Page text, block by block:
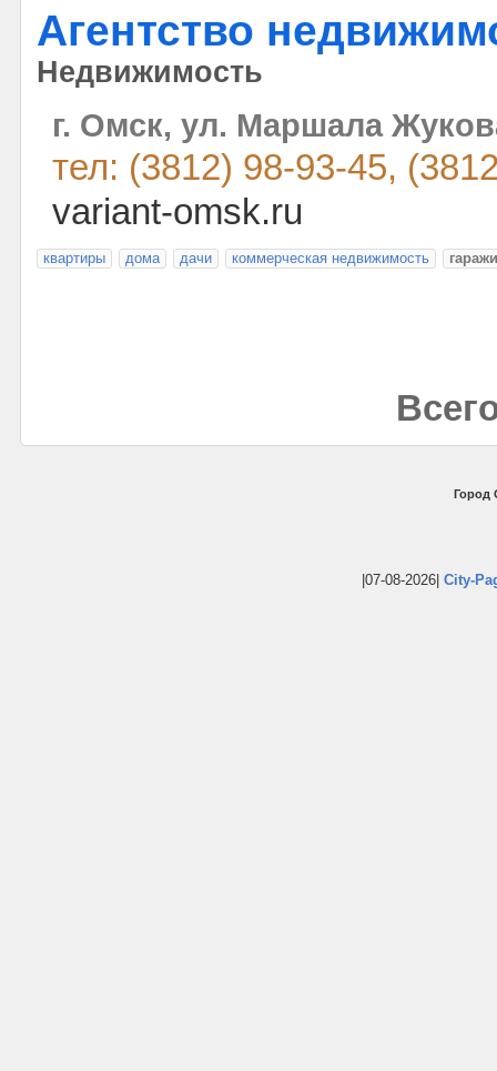
Агентство
Недвижимость
г. Омск, ул. Маршала
тел: (3812) 98-93-45,
variant-omsk.ru
квартиры дома дачи коммерческая недвижимость гаражи
Город
|07-08-2026| City-